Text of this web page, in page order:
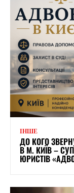
ІНШЕ
ДО КОГО
В М. КИЇВ –
ЮРИСТІВ